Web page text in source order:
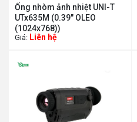
Ống nhòm ảnh nhiệt UNI-T
UTx635M (0.39" OLEO
(1024x768))
Giá: Liên hệ